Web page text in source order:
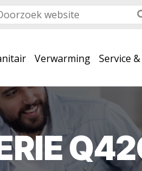
Verwarming Service